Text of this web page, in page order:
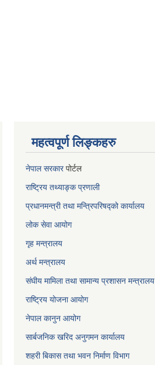
महत्वपूर्ण लिङ्कहरु
नेपाल सरकारपोर्टल
राष्ट्रिय तथ्याङ्क प्रणाली
प्रधानमन्त्री तथा मन्त्रिपरिषद्को कार्यालय
लोक सेवाआयोग
गृह मन्त्रालय
अर्थ मन्त्रालय
संघीय मामिला तथा सामान्य प्रशासन मन्त्रालय
राष्ट्रिय योजना आयोग
नेपाल कानुन आयोग
सार्बजनिक खरिद अनुगमन कार्यालय
शहरी बिकास तथा भवन निर्माण विभाग